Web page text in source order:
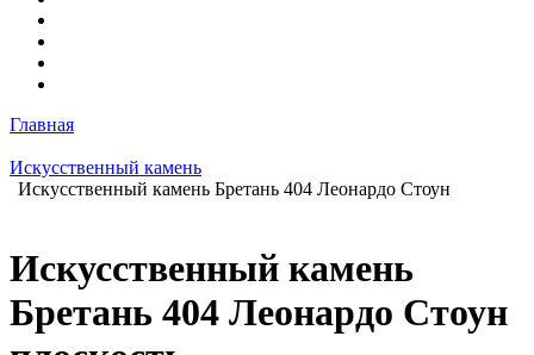
Главная
Искусственный камень
Искусственный камень Бретань 404 Леонардо Стоун
Искусственный камень
Бретань 404 Леонардо Стоун